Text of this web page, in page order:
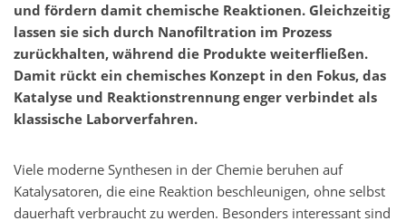
und fördern damit chemische Reaktionen. Gleichzeitig
lassen sie sich durch Nanofiltration im Prozess
zurückhalten, während die Produkte weiterfließen.
Damit rückt ein chemisches Konzept in den Fokus, das
Katalyse und Reaktionstrennung enger verbindet als
klassische Laborverfahren.
Viele moderne Synthesen in der Chemie beruhen auf
Katalysatoren, die eine Reaktion beschleunigen, ohne selbst
dauerhaft verbraucht zu werden. Besonders interessant sind